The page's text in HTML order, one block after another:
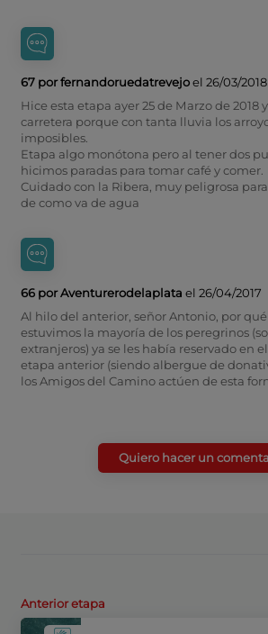
67 por fernandoruedatrevejoel 26/03/2018
Hice esta etapa ayer 25 de Marzo de 2018
carretera porque con tanta lluvia los
imposibles.
Etapa algo monótona pero al tener dos
hicimos paradas para tomar café y comer.
Cuidado con la Ribera, muy peligrosa
de como va de agua
66 por Aventurerodelaplata el 26/04/2017
Al hilo del anterior, señor Antonio, por
estuvimos la mayoría de los peregrinos
extranjeros) ya se les había reservado en
etapa anterior (siendo albergue de
los Amigos del Camino actúen de esta
Quiero hacer un
Anterior etapa